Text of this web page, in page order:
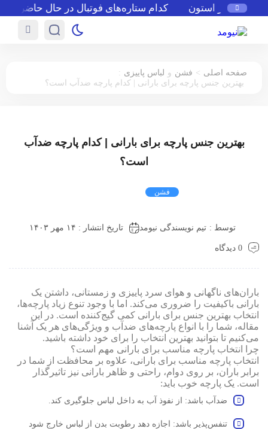
عطر استون کدام ستاره‌های فوتبال در حال حاضر بدون
صفحه اصلی > فشن و لباس پاییزی :
بهترین جنس پارچه برای بارانی | کدام پارچه ضدآب است؟
بهترین جنس پارچه برای بارانی | کدام پارچه ضدآب
است؟
فشن
توسط : تیم نویسندگی نیومد تاریخ انتشار : ۱۴ مهر ۱۴۰۳
0 دیدگاه
باران‌های ناگهانی و هوای سرد پاییزی و زمستانی، داشتن یک
بارانی باکیفیت را ضروری می‌کند. اما با وجود تنوع زیاد پارچه‌ها،
انتخاب بهترین جنس برای بارانی کمی گیج‌کننده است. در این
مقاله، شما را با انواع پارچه‌های ضدآب و ویژگی‌های هر یک آشنا
می‌کنیم تا بتوانید بهترین انتخاب را برای خود داشته باشید.
چرا انتخاب پارچه مناسب برای بارانی مهم است؟
انتخاب پارچه مناسب برای بارانی، علاوه بر محافظت از شما در
برابر باران، بر روی دوام، راحتی و ظاهر بارانی نیز تاثیرگذار
است. یک پارچه خوب باید:
ضدآب باشد: از نفوذ آب به داخل لباس جلوگیری کند.
تنفس‌پذیر باشد: اجازه دهد رطوبت بدن از لباس خارج شود